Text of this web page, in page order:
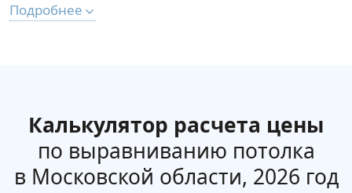
Подробнее
Калькулятор расчета цены
по выравниванию потолка
в Московской области, 2026 год